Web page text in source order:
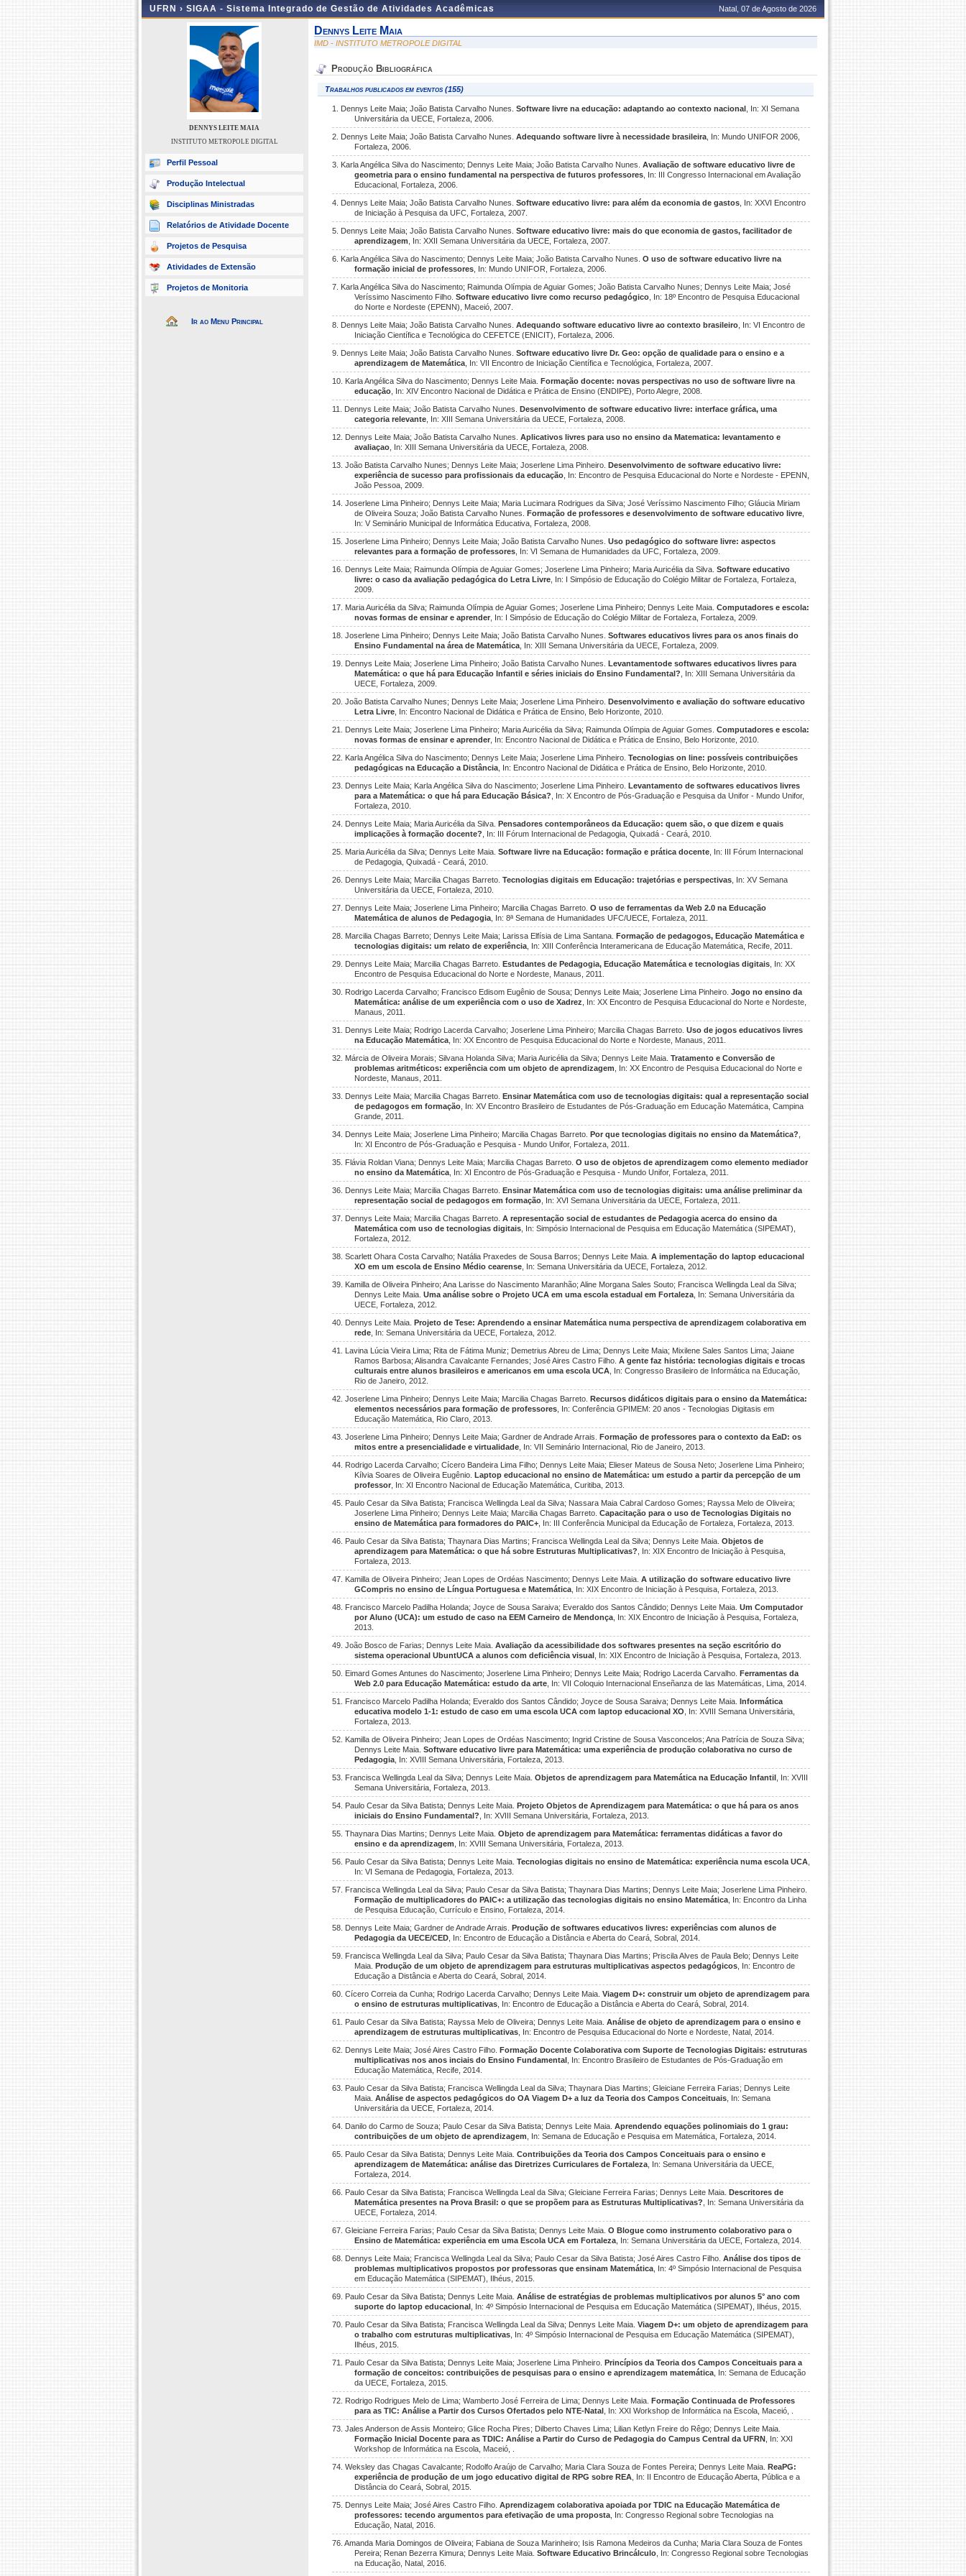
UFRN › SIGAA - Sistema Integrado de Gestão de Atividades Acadêmicas Natal, 07 de Agosto de 2026
DENNYS LEITE MAIA
INSTITUTO METROPOLE DIGITAL
Perfil Pessoal
Produção Intelectual
Disciplinas Ministradas
Relatórios de Atividade Docente
Projetos de Pesquisa
Atividades de Extensão
Projetos de Monitoria
Ir ao Menu Principal
Dennys Leite Maia
IMD - INSTITUTO METROPOLE DIGITAL
Produção Bibliográfica
Trabalhos publicados em eventos (155)
1. Dennys Leite Maia; João Batista Carvalho Nunes. Software livre na educação: adaptando ao contexto nacional , In: XI Semana
Universitária da UECE, Fortaleza, 2006.
2. Dennys Leite Maia; João Batista Carvalho Nunes. Adequando software livre à necessidade brasileira , In: Mundo UNIFOR 2006,
Fortaleza, 2006.
3. Karla Angélica Silva do Nascimento; Dennys Leite Maia; João Batista Carvalho Nunes. Avaliação de software educativo livre de
geometria para o ensino fundamental na perspectiva de futuros professores , In: III Congresso Internacional em Avaliação
Educacional, Fortaleza, 2006.
4. Dennys Leite Maia; João Batista Carvalho Nunes. Software educativo livre: para além da economia de gastos , In: XXVI Encontro
de Iniciação à Pesquisa da UFC, Fortaleza, 2007.
5. Dennys Leite Maia; João Batista Carvalho Nunes. Software educativo livre: mais do que economia de gastos, facilitador de
aprendizagem
, In: XXII Semana Universitária da UECE, Fortaleza, 2007.
6. Karla Angélica Silva do Nascimento; Dennys Leite Maia; João Batista Carvalho Nunes. O uso de software educativo livre na
formação inicial de professores , In: Mundo UNIFOR, Fortaleza, 2006.
7. Karla Angélica Silva do Nascimento; Raimunda Olímpia de Aguiar Gomes; João Batista Carvalho Nunes; Dennys Leite Maia; José
Veríssimo Nascimento Filho.Software educativo livre como recurso pedagógico , In: 18º Encontro de Pesquisa Educacional
do Norte e Nordeste (EPENN), Maceió, 2007.
8. Dennys Leite Maia; João Batista Carvalho Nunes. Adequando software educativo livre ao contexto brasileiro , In: VI Encontro de
Iniciação Científica e Tecnológica do CEFETCE (ENICIT), Fortaleza, 2006.
9. Dennys Leite Maia; João Batista Carvalho Nunes. Software educativo livre Dr. Geo: opção de qualidade para o ensino e a
aprendizagem de Matemática , In: VII Encontro de Iniciação Científica e Tecnológica, Fortaleza, 2007.
10. Karla Angélica Silva do Nascimento; Dennys Leite Maia. Formação docente: novas perspectivas no uso de software livre na
educação , In: XIV Encontro Nacional de Didática e Prática de Ensino (ENDIPE), Porto Alegre, 2008.
11. Dennys Leite Maia; João Batista Carvalho Nunes. Desenvolvimento de software educativo livre: interface gráfica, uma
categoria relevante , In: XIII Semana Universitária da UECE, Fortaleza, 2008.
12. Dennys Leite Maia; João Batista Carvalho Nunes. Aplicativos livres para uso no ensino da Matematica: levantamento e
avaliaçao , In: XIII Semana Universitária da UECE, Fortaleza, 2008.
13. João Batista Carvalho Nunes; Dennys Leite Maia; Joserlene Lima Pinheiro. Desenvolvimento de software educativo livre:
experiência de sucesso para profissionais da educação , In: Encontro de Pesquisa Educacional do Norte e Nordeste - EPENN,
João Pessoa, 2009.
14. Joserlene Lima Pinheiro; Dennys Leite Maia; Maria Lucimara Rodrigues da Silva; José Veríssimo Nascimento Filho; Gláucia Miriam
de Oliveira Souza; João Batista Carvalho Nunes.Formação de professores e desenvolvimento de software educativo livre
In: V Seminário Municipal de Informática Educativa, Fortaleza, 2008.
15. Joserlene Lima Pinheiro; Dennys Leite Maia; João Batista Carvalho Nunes. Uso pedagógico do software livre: aspectos
relevantes para a formação de professores , In: VI Semana de Humanidades da UFC, Fortaleza, 2009.
16. Dennys Leite Maia; Raimunda Olímpia de Aguiar Gomes; Joserlene Lima Pinheiro; Maria Auricélia da Silva. Software educativo
livre: o caso da avaliação pedagógica do Letra Livre , In: I Simpósio de Educação do Colégio Militar de Fortaleza, Fortaleza,
2009.
17. Maria Auricélia da Silva; Raimunda Olímpia de Aguiar Gomes; Joserlene Lima Pinheiro; Dennys Leite Maia. Computadores e escola:
novas formas de ensinar e aprender , In: I Simpósio de Educação do Colégio Militar de Fortaleza, Fortaleza, 2009.
18. Joserlene Lima Pinheiro; Dennys Leite Maia; João Batista Carvalho Nunes. Softwares educativos livres para os anos finais do
Ensino Fundamental na área de Matemática , In: XIII Semana Universitária da UECE, Fortaleza, 2009.
19. Dennys Leite Maia; Joserlene Lima Pinheiro; João Batista Carvalho Nunes. Levantamentode softwares educativos livres para
Matemática: o que há para Educação Infantil e séries iniciais do Ensino Fundamental?
, In: XIII Semana Universitária da
UECE, Fortaleza, 2009.
20. João Batista Carvalho Nunes; Dennys Leite Maia; Joserlene Lima Pinheiro. Desenvolvimento e avaliação do software educativo
Letra Livre , In: Encontro Nacional de Didática e Prática de Ensino, Belo Horizonte, 2010.
21. Dennys Leite Maia; Joserlene Lima Pinheiro; Maria Auricélia da Silva; Raimunda Olímpia de Aguiar Gomes. Computadores e escola:
novas formas de ensinar e aprender , In: Encontro Nacional de Didática e Prática de Ensino, Belo Horizonte, 2010.
22. Karla Angélica Silva do Nascimento; Dennys Leite Maia; Joserlene Lima Pinheiro. Tecnologias on line: possíveis contribuições
pedagógicas na Educação a Distância , In: Encontro Nacional de Didática e Prática de Ensino, Belo Horizonte, 2010.
23. Dennys Leite Maia; Karla Angélica Silva do Nascimento; Joserlene Lima Pinheiro. Levantamento de softwares educativos livres
para a Matemática: o que há para Educação Básica?
, In: X Encontro de Pós-Graduação e Pesquisa da Unifor - Mundo Unifor,
Fortaleza, 2010.
24. Dennys Leite Maia; Maria Auricélia da Silva. Pensadores contemporâneos da Educação: quem são, o que dizem e quais
implicações à formação docente?
, In: III Fórum Internacional de Pedagogia, Quixadá - Ceará, 2010.
25. Maria Auricélia da Silva; Dennys Leite Maia. Software livre na Educação: formação e prática docente , In: III Fórum Internacional
de Pedagogia, Quixadá - Ceará, 2010.
26. Dennys Leite Maia; Marcilia Chagas Barreto. Tecnologias digitais em Educação: trajetórias e perspectivas , In: XV Semana
Universitária da UECE, Fortaleza, 2010.
27. Dennys Leite Maia; Joserlene Lima Pinheiro; Marcilia Chagas Barreto. O uso de ferramentas da Web 2.0 na Educação
Matemática de alunos de Pedagogia , In: 8ª Semana de Humanidades UFC/UECE, Fortaleza, 2011.
28. Marcilia Chagas Barreto; Dennys Leite Maia; Larissa Elfísia de Lima Santana. Formação de pedagogos, Educação Matemática e
tecnologias digitais: um relato de experiência , In: XIII Conferência Interamericana de Educação Matemática, Recife, 2011.
29. Dennys Leite Maia; Marcilia Chagas Barreto. Estudantes de Pedagogia, Educação Matemática e tecnologias digitais , In: XX
Encontro de Pesquisa Educacional do Norte e Nordeste, Manaus, 2011.
30. Rodrigo Lacerda Carvalho; Francisco Edisom Eugênio de Sousa; Dennys Leite Maia; Joserlene Lima Pinheiro. Jogo no ensino da
Matemática: análise de um experiência com o uso de Xadrez
, In: XX Encontro de Pesquisa Educacional do Norte e Nordeste,
Manaus, 2011.
31. Dennys Leite Maia; Rodrigo Lacerda Carvalho; Joserlene Lima Pinheiro; Marcilia Chagas Barreto. Uso de jogos educativos livres
na Educação Matemática , In: XX Encontro de Pesquisa Educacional do Norte e Nordeste, Manaus, 2011.
32. Márcia de Oliveira Morais; Silvana Holanda Silva; Maria Auricélia da Silva; Dennys Leite Maia. Tratamento e Conversão de
problemas aritméticos: experiência com um objeto de aprendizagem
, In: XX Encontro de Pesquisa Educacional do Norte e
Nordeste, Manaus, 2011.
33. Dennys Leite Maia; Marcilia Chagas Barreto. Ensinar Matemática com uso de tecnologias digitais: qual a representação social
de pedagogos em formação , In: XV Encontro Brasileiro de Estudantes de Pós-Graduação em Educação Matemática, Campina
Grande, 2011.
34. Dennys Leite Maia; Joserlene Lima Pinheiro; Marcilia Chagas Barreto. Por que tecnologias digitais no ensino da Matemática?
In: XI Encontro de Pós-Graduação e Pesquisa - Mundo Unifor, Fortaleza, 2011.
35. Flávia Roldan Viana; Dennys Leite Maia; Marcilia Chagas Barreto. O uso de objetos de aprendizagem como elemento mediador
no ensino da Matemática , In: XI Encontro de Pós-Graduação e Pesquisa - Mundo Unifor, Fortaleza, 2011.
36. Dennys Leite Maia; Marcilia Chagas Barreto. Ensinar Matemática com uso de tecnologias digitais: uma análise preliminar da
representação social de pedagogos em formação , In: XVI Semana Universitária da UECE, Fortaleza, 2011.
37. Dennys Leite Maia; Marcilia Chagas Barreto. A representação social de estudantes de Pedagogia acerca do ensino da
Matemática com uso de tecnologias digitais , In: Simpósio Internacional de Pesquisa em Educação Matemática (SIPEMAT),
Fortaleza, 2012.
38. Scarlett Ohara Costa Carvalho; Natália Praxedes de Sousa Barros; Dennys Leite Maia. A implementação do laptop educacional
XO em um escola de Ensino Médio cearense , In: Semana Universitária da UECE, Fortaleza, 2012.
39. Kamilla de Oliveira Pinheiro; Ana Larisse do Nascimento Maranhão; Aline Morgana Sales Souto; Francisca Wellingda Leal da Silva;
Dennys Leite Maia.Uma análise sobre o Projeto UCA em uma escola estadual em Fortaleza , In: Semana Universitária da
UECE, Fortaleza, 2012.
40. Dennys Leite Maia. Projeto de Tese: Aprendendo a ensinar Matemática numa perspectiva de aprendizagem colaborativa em
rede , In: Semana Universitária da UECE, Fortaleza, 2012.
41. Lavina Lúcia Vieira Lima; Rita de Fátima Muniz; Demetrius Abreu de Lima; Dennys Leite Maia; Mixilene Sales Santos Lima; Jaiane
Ramos Barbosa; Alisandra Cavalcante Fernandes; José Aires Castro Filho.A gente faz história: tecnologias digitais e trocas
culturais entre alunos brasileiros e americanos em uma escola UCA , In: Congresso Brasileiro de Informática na Educação,
Rio de Janeiro, 2012.
42. Joserlene Lima Pinheiro; Dennys Leite Maia; Marcilia Chagas Barreto. Recursos didáticos digitais para o ensino da Matemática:
elementos necessários para formação de professores , In: Conferência GPIMEM: 20 anos - Tecnologias Digitasis em
Educação Matemática, Rio Claro, 2013.
43. Joserlene Lima Pinheiro; Dennys Leite Maia; Gardner de Andrade Arrais. Formação de professores para o contexto da EaD: os
mitos entre a presencialidade e virtualidade , In: VII Seminário Internacional, Rio de Janeiro, 2013.
44. Rodrigo Lacerda Carvalho; Cícero Bandeira Lima Filho; Dennys Leite Maia; Elieser Mateus de Sousa Neto; Joserlene Lima Pinheiro;
Kílvia Soares de Oliveira Eugênio.Laptop educacional no ensino de Matemática: um estudo a partir da percepção de um
professor , In: XI Encontro Nacional de Educação Matemática, Curitiba, 2013.
45. Paulo Cesar da Silva Batista; Francisca Wellingda Leal da Silva; Nassara Maia Cabral Cardoso Gomes; Rayssa Melo de Oliveira;
Joserlene Lima Pinheiro; Dennys Leite Maia; Marcilia Chagas Barreto.Capacitação para o uso de Tecnologias Digitais no
ensino de Matemática para formadores do PAIC+ , In: III Conferência Municipal da Educação de Fortaleza, Fortaleza, 2013.
46. Paulo Cesar da Silva Batista; Thaynara Dias Martins; Francisca Wellingda Leal da Silva; Dennys Leite Maia. Objetos de
aprendizagem para Matemática: o que há sobre Estruturas Multiplicativas?
, In: XIX Encontro de Iniciação à Pesquisa,
Fortaleza, 2013.
47. Kamilla de Oliveira Pinheiro; Jean Lopes de Ordéas Nascimento; Dennys Leite Maia. A utilização do software educativo livre
GCompris no ensino de Língua Portuguesa e Matemática , In: XIX Encontro de Iniciação à Pesquisa, Fortaleza, 2013.
48. Francisco Marcelo Padilha Holanda; Joyce de Sousa Saraiva; Everaldo dos Santos Cândido; Dennys Leite Maia. Um Computador
por Aluno (UCA): um estudo de caso na EEM Carneiro de Mendonça , In: XIX Encontro de Iniciação à Pesquisa, Fortaleza,
2013.
49. João Bosco de Farias; Dennys Leite Maia. Avaliação da acessibilidade dos softwares presentes na seção escritório do
sistema operacional UbuntUCA a alunos com deficiência visual , In: XIX Encontro de Iniciação à Pesquisa, Fortaleza, 2013.
50. Eimard Gomes Antunes do Nascimento; Joserlene Lima Pinheiro; Dennys Leite Maia; Rodrigo Lacerda Carvalho. Ferramentas da
Web 2.0 para Educação Matemática: estudo da arte , In: VII Coloquio Internacional Enseñanza de las Matemáticas, Lima, 2014.
51. Francisco Marcelo Padilha Holanda; Everaldo dos Santos Cândido; Joyce de Sousa Saraiva; Dennys Leite Maia. Informática
educativa modelo 1-1: estudo de caso em uma escola UCA com laptop educacional XO
, In: XVIII Semana Universitária,
Fortaleza, 2013.
52. Kamilla de Oliveira Pinheiro; Jean Lopes de Ordéas Nascimento; Ingrid Cristine de Sousa Vasconcelos; Ana Patrícia de Souza Silva;
Dennys Leite Maia.Software educativo livre para Matemática: uma experiência de produção colaborativa no curso de
Pedagogia , In: XVIII Semana Universitária, Fortaleza, 2013.
53. Francisca Wellingda Leal da Silva; Dennys Leite Maia. Objetos de aprendizagem para Matemática na Educação Infantil , In: XVIII
Semana Universitária, Fortaleza, 2013.
54. Paulo Cesar da Silva Batista; Dennys Leite Maia. Projeto Objetos de Aprendizagem para Matemática: o que há para os anos
iniciais do Ensino Fundamental?
, In: XVIII Semana Universitária, Fortaleza, 2013.
55. Thaynara Dias Martins; Dennys Leite Maia. Objeto de aprendizagem para Matemática: ferramentas didáticas a favor do
ensino e da aprendizagem
, In: XVIII Semana Universitária, Fortaleza, 2013.
56. Paulo Cesar da Silva Batista; Dennys Leite Maia. Tecnologias digitais no ensino de Matemática: experiência numa escola UCA
In: VI Semana de Pedagogia, Fortaleza, 2013.
57. Francisca Wellingda Leal da Silva; Paulo Cesar da Silva Batista; Thaynara Dias Martins; Dennys Leite Maia; Joserlene Lima Pinheiro.
Formação de multiplicadores do PAIC+: a utilização das tecnologias digitais no ensino Matemática , In: Encontro da Linha
de Pesquisa Educação, Currículo e Ensino, Fortaleza, 2014.
58. Dennys Leite Maia; Gardner de Andrade Arrais. Produção de softwares educativos livres: experiências com alunos de
Pedagogia da UECE/CED , In: Encontro de Educação a Distância e Aberta do Ceará, Sobral, 2014.
59. Francisca Wellingda Leal da Silva; Paulo Cesar da Silva Batista; Thaynara Dias Martins; Priscila Alves de Paula Belo; Dennys Leite
Maia.Produção de um objeto de aprendizagem para estruturas multiplicativas aspectos pedagógicos , In: Encontro de
Educação a Distância e Aberta do Ceará, Sobral, 2014.
60. Cícero Correia da Cunha; Rodrigo Lacerda Carvalho; Dennys Leite Maia. Viagem D+: construir um objeto de aprendizagem para
o ensino de estruturas multiplicativas , In: Encontro de Educação a Distância e Aberta do Ceará, Sobral, 2014.
61. Paulo Cesar da Silva Batista; Rayssa Melo de Oliveira; Dennys Leite Maia. Análise de objeto de aprendizagem para o ensino e
aprendizagem de estruturas multiplicativas , In: Encontro de Pesquisa Educacional do Norte e Nordeste, Natal, 2014.
62. Dennys Leite Maia; José Aires Castro Filho. Formação Docente Colaborativa com Suporte de Tecnologias Digitais: estruturas
multiplicativas nos anos inciais do Ensino Fundamental , In: Encontro Brasileiro de Estudantes de Pós-Graduação em
Educação Matemática, Recife, 2014.
63. Paulo Cesar da Silva Batista; Francisca Wellingda Leal da Silva; Thaynara Dias Martins; Gleiciane Ferreira Farias; Dennys Leite
Maia.Análise de aspectos pedagógicos do OA Viagem D+ a luz da Teoria dos Campos Conceituais , In: Semana
Universitária da UECE, Fortaleza, 2014.
64. Danilo do Carmo de Souza; Paulo Cesar da Silva Batista; Dennys Leite Maia. Aprendendo equações polinomiais do 1 grau:
contribuições de um objeto de aprendizagem
, In: Semana de Educação e Pesquisa em Matemática, Fortaleza, 2014.
65. Paulo Cesar da Silva Batista; Dennys Leite Maia. Contribuições da Teoria dos Campos Conceituais para o ensino e
aprendizagem de Matemática: análise das Diretrizes Curriculares de Fortaleza , In: Semana Universitária da UECE,
Fortaleza, 2014.
66. Paulo Cesar da Silva Batista; Francisca Wellingda Leal da Silva; Gleiciane Ferreira Farias; Dennys Leite Maia. Descritores de
Matemática presentes na Prova Brasil: o que se propõem para as Estruturas Multiplicativas?
, In: Semana Universitária da
UECE, Fortaleza, 2014.
67. Gleiciane Ferreira Farias; Paulo Cesar da Silva Batista; Dennys Leite Maia. O Blogue como instrumento colaborativo para o
Ensino de Matemática: experiência em uma Escola UCA em Fortaleza , In: Semana Universitária da UECE, Fortaleza, 2014.
68. Dennys Leite Maia; Francisca Wellingda Leal da Silva; Paulo Cesar da Silva Batista; José Aires Castro Filho. Análise dos tipos de
problemas multiplicativos propostos por professoras que ensinam Matemática , In: 4º Simpósio Internacional de Pesquisa
em Educação Matemática (SIPEMAT), Ilhéus, 2015.
69. Paulo Cesar da Silva Batista; Dennys Leite Maia. Análise de estratégias de problemas multiplicativos por alunos 5° ano com
suporte do laptop educacional , In: 4º Simpósio Internacional de Pesquisa em Educação Matemática (SIPEMAT), Ilhéus, 2015.
70. Paulo Cesar da Silva Batista; Francisca Wellingda Leal da Silva; Dennys Leite Maia. Viagem D+: um objeto de aprendizagem para
o trabalho com estruturas multiplicativas , In: 4º Simpósio Internacional de Pesquisa em Educação Matemática (SIPEMAT),
Ilhéus, 2015.
71. Paulo Cesar da Silva Batista; Dennys Leite Maia; Joserlene Lima Pinheiro. Princípios da Teoria dos Campos Conceituais para a
formação de conceitos: contribuições de pesquisas para o ensino e aprendizagem matemática , In: Semana de Educação
da UECE, Fortaleza, 2015.
72. Rodrigo Rodrigues Melo de Lima; Wamberto José Ferreira de Lima; Dennys Leite Maia. Formação Continuada de Professores
para as TIC: Análise a Partir dos Cursos Ofertados pelo NTE-Natal , In: XXI Workshop de Informática na Escola, Maceió, .
73. Jales Anderson de Assis Monteiro; Glice Rocha Pires; Dilberto Chaves Lima; Lilian Ketlyn Freire do Rêgo; Dennys Leite Maia.
Formação Inicial Docente para as TDIC: Análise a Partir do Curso de Pedagogia do Campus Central da UFRN , In: XXI
Workshop de Informática na Escola, Maceió, .
74. Weksley das Chagas Cavalcante; Rodolfo Araújo de Carvalho; Maria Clara Souza de Fontes Pereira; Dennys Leite Maia. ReaPG:
experiência de produção de um jogo educativo digital de RPG sobre REA , In: II Encontro de Educação Aberta, Pública e a
Distância do Ceará, Sobral, 2015.
75. Dennys Leite Maia; José Aires Castro Filho. Aprendizagem colaborativa apoiada por TDIC na Educação Matemática de
professores: tecendo argumentos para efetivação de uma proposta , In: Congresso Regional sobre Tecnologias na
Educação, Natal, 2016.
76. Amanda Maria Domingos de Oliveira; Fabiana de Souza Marinheiro; Isis Ramona Medeiros da Cunha; Maria Clara Souza de Fontes
Pereira; Renan Bezerra Kimura; Dennys Leite Maia.Software Educativo Brincálculo , In: Congresso Regional sobre Tecnologias
na Educação, Natal, 2016.